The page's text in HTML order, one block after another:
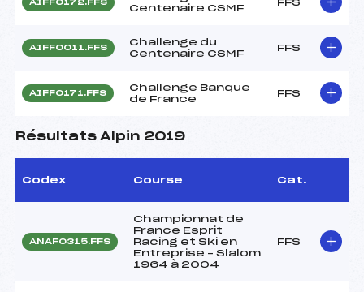
AIFF0172.FFS
Centenaire CSMF
FFS
AIFF0011.FFS
Challenge du
Centenaire CSMF
FFS
AIFF0171.FFS
Challenge Banque
de France
FFS
Résultats Alpin 2019
Codex Course Cat.
ANAF0315.FFS
Championnat de
France Esprit
Racing et Ski en
Entreprise – Slalom
1964 à 2004
FFS